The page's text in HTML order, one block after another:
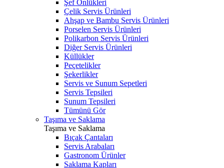
Şef Önlükleri
Çelik Servis Ürünleri
Ahşap ve Bambu Servis Ürünleri
Porselen Servis Ürünleri
Polikarbon Servis Ürünleri
Diğer Servis Ürünleri
Küllükler
Peçetelikler
Şekerlikler
Servis ve Sunum Sepetleri
Servis Tepsileri
Sunum Tepsileri
Tümünü Gör
Taşıma ve Saklama
Taşıma ve Saklama
Bıçak Çantaları
Servis Arabaları
Gastronom Ürünler
Saklama Kapları